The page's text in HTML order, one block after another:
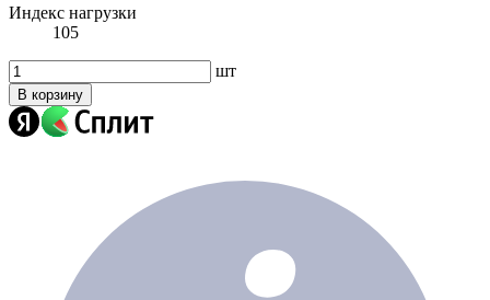
Индекс нагрузки
105
шт
В корзину